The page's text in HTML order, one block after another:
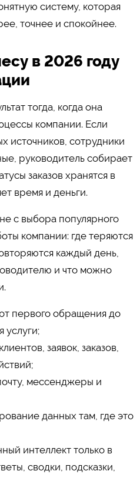
систему, которая
точнее и спокойнее.
в 2026 году
тогда, когда она
компании. Если
источников, сотрудники
руководитель собирает
заказов хранятся в
время и деньги.
с выбора популярного
компании: где теряются
каждый день,
и что можно
первого обращения до
услуги;
заявок, заказов,
мессенджеры и
данных там, где это
интеллект только в
сводки, подсказки,